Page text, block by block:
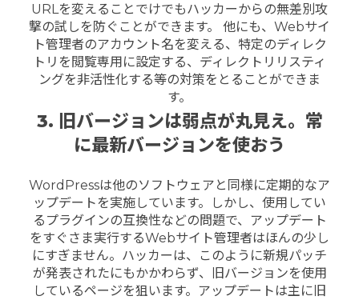
URLを変えることでけでもハッカーからの無差別攻
撃の試しを防ぐことができます。 他にも、Webサイ
ト管理者のアカウント名を変える、特定のディレク
トリを閲覧専用に設定する、ディレクトリリスティ
ングを非活性化する等の対策をとることができま
す。
3. 旧バージョンは弱点が丸見え。常
に最新バージョンを使おう
WordPressは他のソフトウェアと同様に定期的なア
ップデートを実施しています。しかし、使用してい
るプラグインの互換性などの問題で、アップデート
をすぐさま実行するWebサイト管理者はほんの少し
にすぎません。ハッカーは、このように新規パッチ
が発表されたにもかかわらず、旧バージョンを使用
しているページを狙います。アップデートは主に旧